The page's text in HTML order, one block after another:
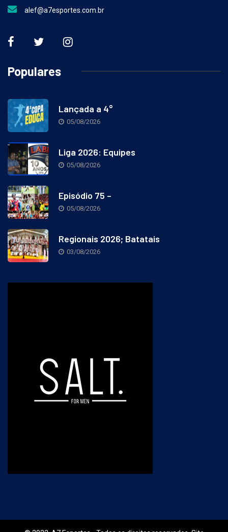
alef@a7esportes.com.br
Populares
Lançada a 4°
05/08/2026
Liga 2026: Equipes
05/08/2026
Episódio 75 –
05/08/2026
Regionais 2026; Batatais
03/08/2026